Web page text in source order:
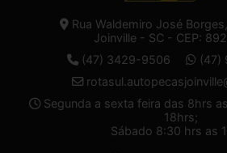
Rua Waldemiro José
Joinville - SC - CEP:
(47) 3429-9506
(47)
Segunda a sexta feira das 8hrs
18hrs;
Sábado 8:30 hrs as